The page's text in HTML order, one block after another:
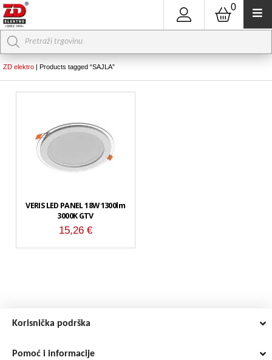
0
Products
search
ZD elektro | Products tagged “SAJLA”
VERIS LED PANEL 18W 1300lm
3000K GTV
15,26 €
Korisnička podrška
Pomoć i informacije